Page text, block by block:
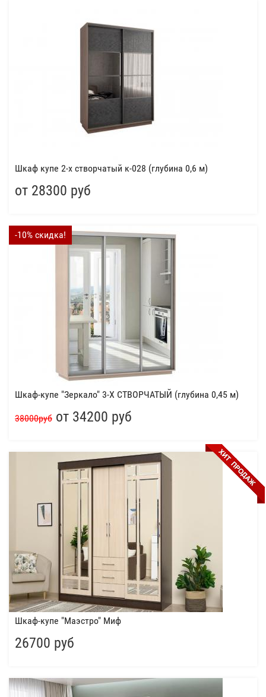
Шкаф купе 2-х створчатый к-028 (глубина 0,6 м)
от 28300 руб
-10% скидка!
Шкаф-купе "Зеркало" 3-Х СТВОРЧАТЫЙ (глубина 0,45 м)
38000руб от 34200 руб
Шкаф-купе "Маэстро" Миф
26700 руб